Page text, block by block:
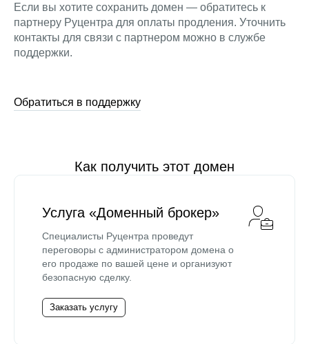
Если вы хотите сохранить домен — обратитесь к
партнеру Руцентра для оплаты продления. Уточнить
контакты для связи с партнером можно в службе
поддержки.
Обратиться в поддержку
Как получить этот домен
Услуга «Доменный брокер»
Специалисты Руцентра проведут
переговоры с администратором домена о
его продаже по вашей цене и организуют
безопасную сделку.
Заказать услугу